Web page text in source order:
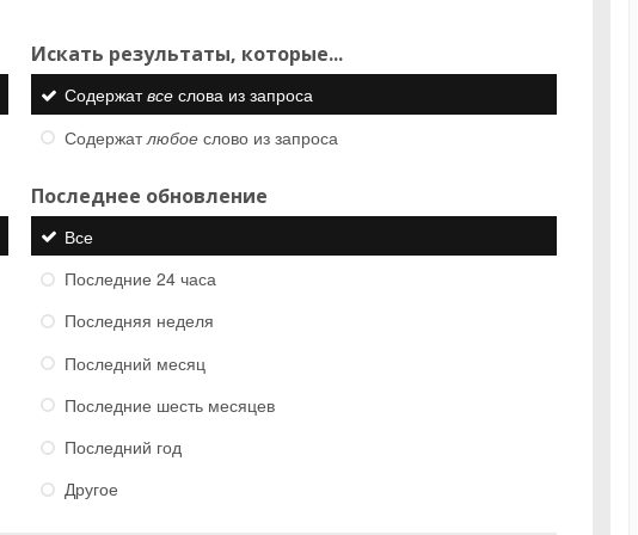
Искать результаты, которые...
Содержатвсеслова из запроса
Содержатлюбоеслово из запроса
Последнее обновление
Все
Последние 24 часа
Последняя неделя
Последний месяц
Последние шесть месяцев
Последний год
Другое